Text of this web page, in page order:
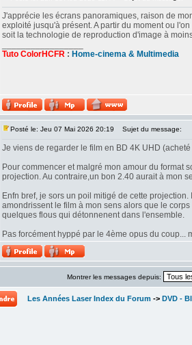
J'apprécie les écrans panoramiques, raison de
exploité jusqu'à présent. A partir du moment ou
soit la technologie de reproduction d'image à
Tuto ColorHCFR : Home-cinema & Multimedia
Posté le: Jeu 07 Mai 2026 20:19 Sujet du message:
Je viens de regarder le film en BD 4K UHD
Pour commencer et malgré mon amour du format
projection. Au contraire,un bon 2.40 aurait à mon
Enfn bref, je sors un poil mitigé de cette
amondrissent le film à mon sens alors que le
quelques flous qui détonnenent dans l'ensemble.
Pas forcément hyppé par le 4ème opus du
Montrer les messages depuis:
Les Années Laser Index du Forum -> DVD -